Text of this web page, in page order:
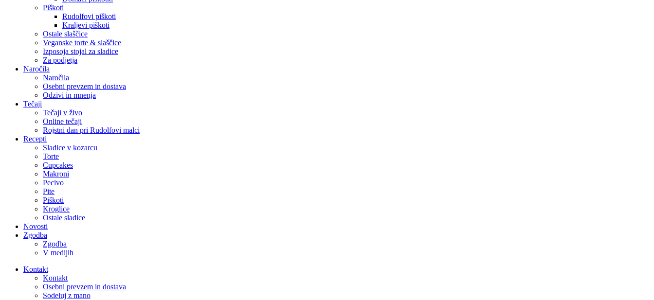
Piškoti
Rudolfovi piškoti
Kraljevi piškoti
Ostale slaščice
Veganske torte & slaščice
Izposoja stojal za sladice
Za podjetja
Naročila
Naročila
Osebni prevzem in dostava
Odzivi in mnenja
Tečaji
Tečaji v živo
Online tečaji
Rojstni dan pri Rudolfovi malci
Recepti
Sladice v kozarcu
Torte
Cupcakes
Makroni
Pecivo
Pite
Piškoti
Kroglice
Ostale sladice
Novosti
Zgodba
Zgodba
V medijih
Kontakt
Kontakt
Osebni prevzem in dostava
Sodeluj z mano